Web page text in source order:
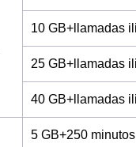
10 GB+llamadas
25 GB+llamadas
40 GB+llamadas
5 GB+250 minutos